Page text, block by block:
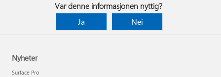
Var denne informasjonen nyttig?
Ja
Nei
Nyheter
Surface Pro